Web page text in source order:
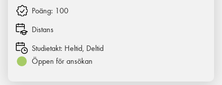
Poäng: 100
Distans
Studietakt: Heltid, Deltid
Öppen för ansökan